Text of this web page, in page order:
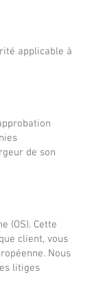
applicable à
de son
(OS). Cette
client, vous
Nous
litiges